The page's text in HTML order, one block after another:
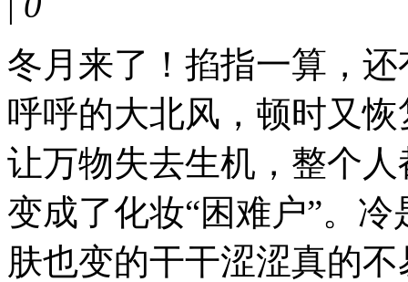
冬月来了！掐指一算，
呼呼的大北风，顿时又
让万物失去生机，整个
变成了化妆“困难户”。
肤也变的干干涩涩真的